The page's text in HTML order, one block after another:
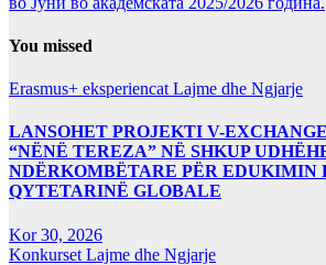
You missed
Erasmus+ eksperiencat Lajme dhe Ngjarje
LANSOHET PROJEKTI V-
“NËNË TEREZA” NË SHKUP
NDËRKOMBËTARE PËR EDUKIMIN
QYTETARINË GLOBALE
Kor 30, 2026
Konkurset Lajme dhe Ngjarje